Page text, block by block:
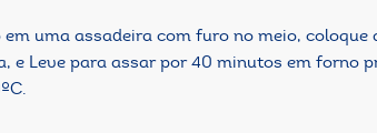
em uma assadeira com furo no meio, coloque
e Leve para assar por 40 minutos em forno